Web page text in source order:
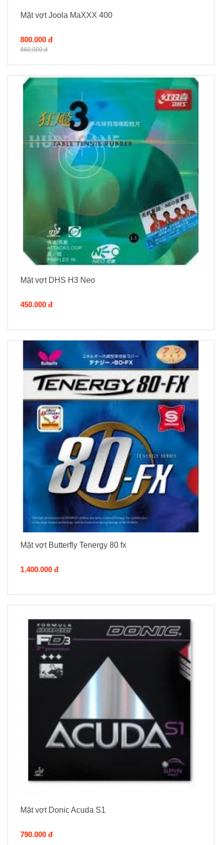
Mặt vợt Joola MaXXX 400
800.000 đ
860.000 đ
Mặt vợt DHS H3 Neo
450.000 đ
Mặt vợt Butterfly Tenergy 80 fx
1.400.000 đ
Mặt vợt Donic Acuda S1
790.000 đ